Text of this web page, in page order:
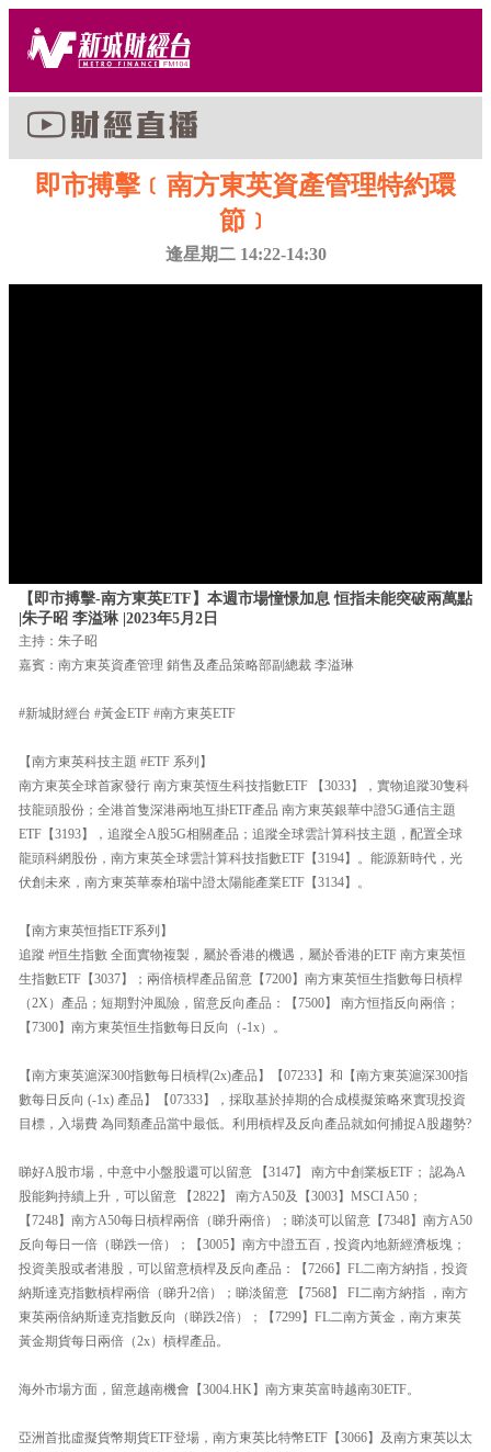
即市搏擊﹝南方東英資產管理特約環
節﹞
逢星期二 14:22-14:30
【即市搏擊-南方東英ETF】本週市場憧憬加息 恒指未能突破兩萬點
|朱子昭 李溢琳 |2023年5月2日
主持：朱子昭
嘉賓：南方東英資產管理 銷售及產品策略部副總裁 李溢琳
#新城財經台 #黃金ETF #南方東英ETF
【南方東英科技主題 #ETF 系列】
南方東英全球首家發行 南方東英恆生科技指數ETF 【3033】，實物追蹤30隻科
技龍頭股份；全港首隻深港兩地互掛ETF產品 南方東英銀華中證5G通信主題
ETF【3193】，追蹤全A股5G相關產品；追蹤全球雲計算科技主題，配置全球
龍頭科網股份，南方東英全球雲計算科技指數ETF【3194】。能源新時代，光
伏創未來，南方東英華泰柏瑞中證太陽能產業ETF【3134】。
【南方東英恒指ETF系列】
追蹤 #恒生指數 全面實物複製，屬於香港的機遇，屬於香港的ETF 南方東英恒
生指數ETF【3037】；兩倍槓桿產品留意【7200】南方東英恒生指數每日槓桿
（2X）產品；短期對沖風險，留意反向產品：【7500】 南方恒指反向兩倍；
【7300】南方東英恒生指數每日反向（-1x）。
【南方東英滬深300指數每日槓桿(2x)產品】【07233】和【南方東英滬深300指
數每日反向 (-1x) 產品】【07333】，採取基於掉期的合成模擬策略來實現投資
目標，入場費 為同類產品當中最低。利用槓桿及反向產品就如何捕捉A股趨勢?
睇好A股市場，中意中小盤股還可以留意 【3147】 南方中創業板ETF； 認為A
股能夠持續上升，可以留意 【2822】 南方A50及【3003】MSCI A50；
【7248】南方A50每日槓桿兩倍（睇升兩倍）；睇淡可以留意【7348】南方A50
反向每日一倍（睇跌一倍）；【3005】南方中證五百，投資內地新經濟板塊；
投資美股或者港股，可以留意槓桿及反向產品：【7266】FL二南方納指，投資
納斯達克指數槓桿兩倍（睇升2倍）；睇淡留意 【7568】 FI二南方納指 ，南方
東英兩倍納斯達克指數反向（睇跌2倍）；【7299】FL二南方黃金，南方東英
黃金期貨每日兩倍（2x）槓桿產品。
海外市場方面，留意越南機會【3004.HK】南方東英富時越南30ETF。
亞洲首批虛擬貨幣期貨ETF登場，南方東英比特幣ETF【3066】及南方東英以太